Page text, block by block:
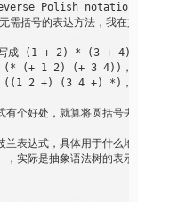
Polish notation，跟波兰
无需括号的表达方法，我在文
式写成 (1 + 2) * (3 + 4)，加
为 (* (+ 1 2) (+ 3 4))，将运
为 ((1 2 +) (3 4 +) *)，将运
式有个好处，就算将圆括号去
表达式，具体用于什么地方呢？
式），实际是抽象语法树